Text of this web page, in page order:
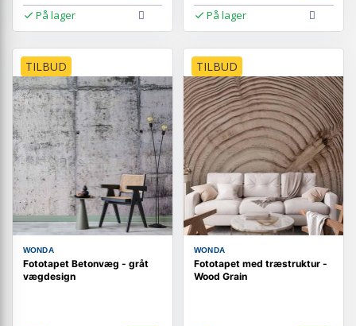
På lager På lager
TILBUD
WONDA
Fototapet Betonvæg - gråt
vægdesign
TILBUD
WONDA
Fototapet med træstruktur -
Wood Grain